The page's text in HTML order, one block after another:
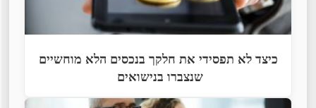
כיצד לא תפסידי את חלקך בנכסים הלא מוחשיים
שנצברו בנישואים